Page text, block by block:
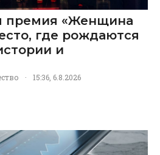
премия «Женщина
где рождаются
и
· 15:36, 6.8.2026